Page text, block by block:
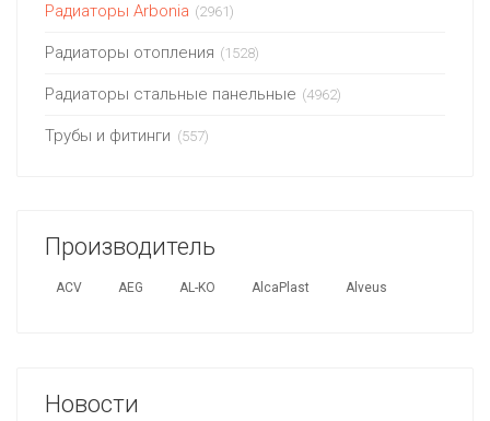
Радиаторы Arbonia (2961)
Радиаторы отопления (1528)
Радиаторы стальные панельные (4962)
Трубы и фитинги (557)
Производитель
ACV AEG AL-KO AlcaPlast Alveus
Новости